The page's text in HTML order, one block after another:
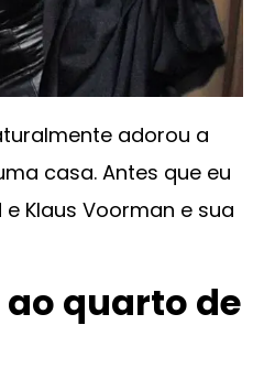
adorou a
casa. Antes que eu
Klaus Voorman e sua
quarto de